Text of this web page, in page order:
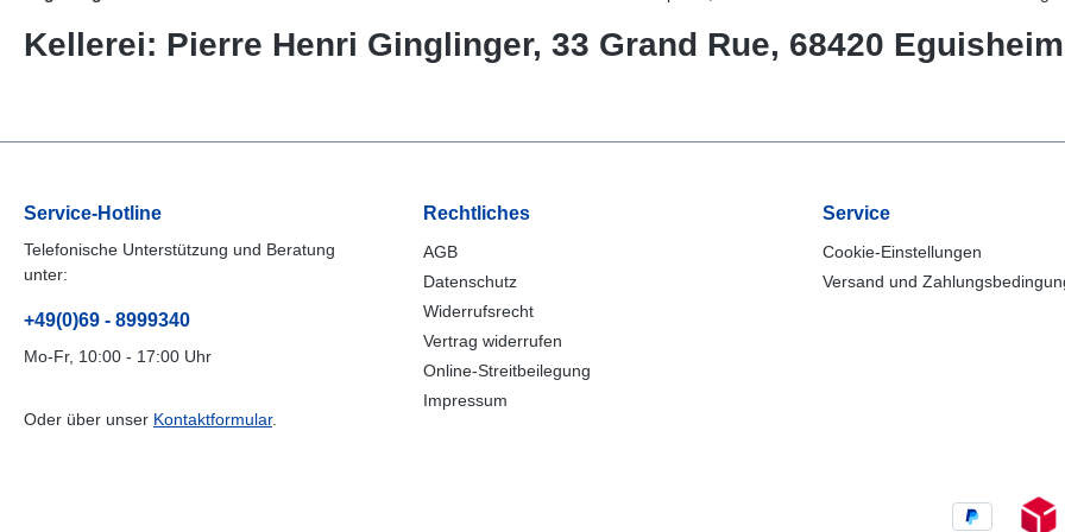
Kellerei: Pierre Henri Ginglinger, 33 Grand Rue, 68420
Service-Hotline
Telefonische Unterstützung und Beratung
unter:
+49(0)69 - 8999340
Mo-Fr, 10:00 - 17:00 Uhr
Oder über unser Kontaktformular.
Rechtliches
AGB
Datenschutz
Widerrufsrecht
Vertrag widerrufen
Online-Streitbeilegung
Impressum
Service
Cookie-Einstellungen
Versand und